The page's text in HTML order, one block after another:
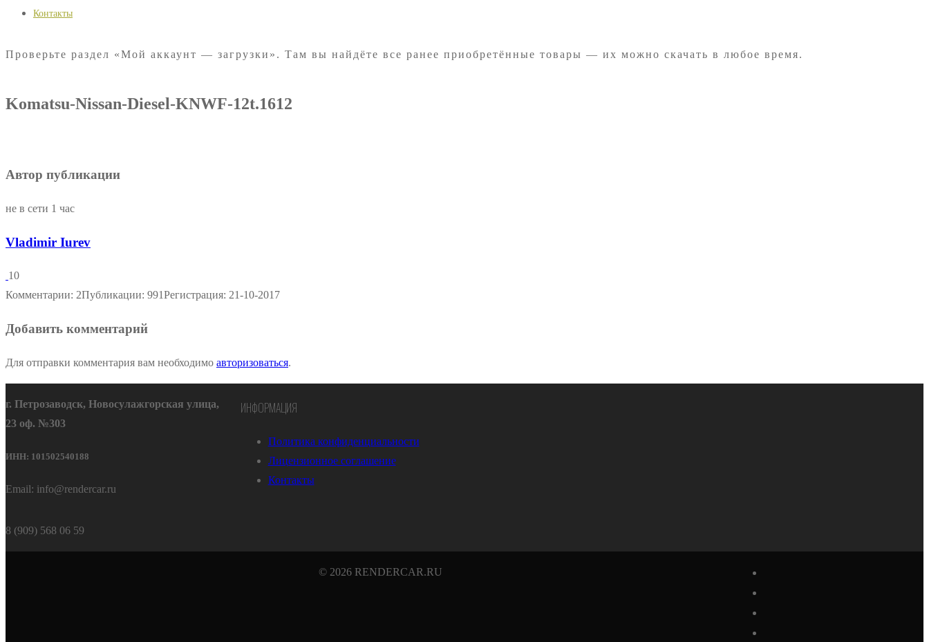
Контакты
Проверьте раздел «Мой аккаунт — загрузки». Там вы найдёте все ранее приобретённые товары — их можно скачать в любое время.
Komatsu-Nissan-Diesel-KNWF-12t.1612
Автор публикации
не в сети 1 час
Vladimir Iurev
10
Комментарии: 2Публикации: 991Регистрация: 21-10-2017
Добавить комментарий
Для отправки комментария вам необходимо авторизоваться.
г. Петрозаводск, Новосулажгорская улица,
23 оф. №303
ИНН: 101502540188
Email: info@rendercar.ru
8 (909) 568 06 59
ИНФОРМАЦИЯ
Политика конфиденциальности
Лицензионное соглашение
Контакты
© 2026 RENDERCAR.RU